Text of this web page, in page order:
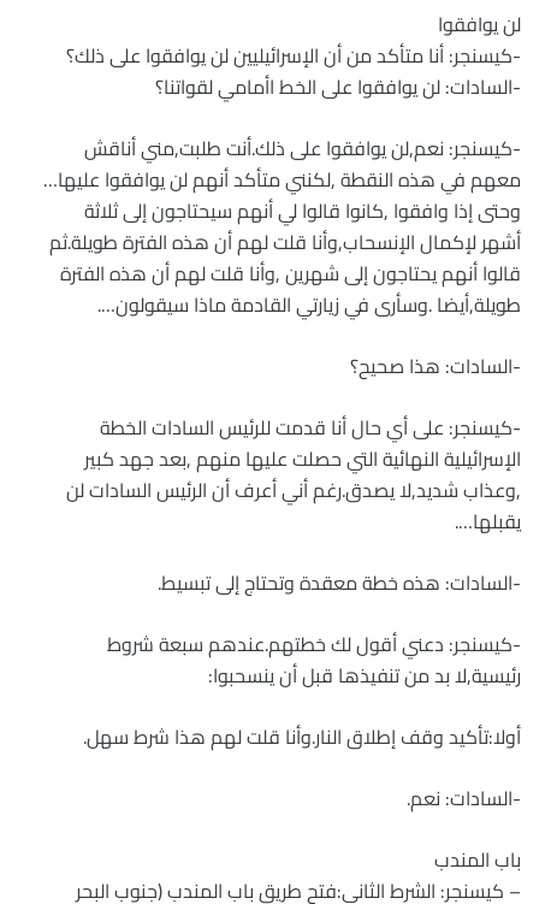
لن يوافقوا
-كيسنجر: أنا متأكد من أن الإسرائيليين لن يوافقوا على ذلك؟
-السادات: لن يوافقوا على الخط اأمامي لقواتنا؟
-كيسنجر: نعم,لن يوافقوا على ذلك.أنت طلبت,مني أناقش
معهم في هذه النقطة ,لكنني متأكد أنهم لن يوافقوا عليها…
وحتى إذا وافقوا ,كانوا قالوا لي أنهم سيحتاجون إلى ثلاثة
أشهر لإكمال الإنسحاب,وأنا قلت لهم أن هذه الفترة طويلة.ثم
قالوا أنهم يحتاجون إلى شهرين ,وأنا قلت لهم أن هذه الفترة
طويلة,أيضا .وسأرى في زيارتي القادمة ماذا سيقولون….
-السادات: هذا صحيح؟
-كيسنجر: على أي حال أنا قدمت للرئيس السادات الخطة
الإسرائيلية النهائية التي حصلت عليها منهم ,بعد جهد كبير
,وعذاب شديد,لا يصدق.رغم أني أعرف أن الرئيس السادات لن
يقبلها….
-السادات: هذه خطة معقدة وتحتاج إلى تبسيط.
-كيسنجر: دعني أقول لك خطتهم.عندهم سبعة شروط
رئيسية,لا بد من تنفيذها قبل أن ينسحبوا:
أولا:تأكيد وقف إطلاق النار.وأنا قلت لهم هذا شرط سهل.
-السادات: نعم.
باب المندب
– كيسنجر: الشرط الثاني:فتح طريق باب المندب (جنوب البحر